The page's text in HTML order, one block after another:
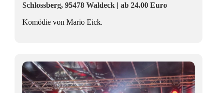
Schlossberg, 95478 Waldeck | ab 24.00 Euro
Komödie von Mario Eick.